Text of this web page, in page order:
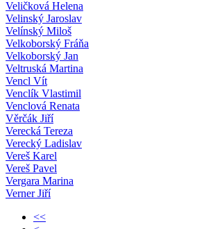
Veličková Helena
Velinský Jaroslav
Velínský Miloš
Velkoborský Fráňa
Velkoborský Jan
Veltruská Martina
Vencl Vít
Venclík Vlastimil
Venclová Renata
Věrčák Jiří
Verecká Tereza
Verecký Ladislav
Vereš Karel
Vereš Pavel
Vergara Marina
Verner Jiří
<<